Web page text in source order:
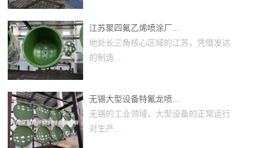
江苏聚四氟乙烯喷涂厂...
地处长三角核心区域的江苏，凭借发达
的制造...
无锡大型设备特氟龙喷...
无锡的工业领域，大型设备的正常运行
对生产...